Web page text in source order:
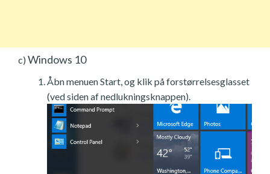
c) Windows 10
Åbn menuen Start, og klik på forstørrelsesglasset
(ved siden af nedlukningsknappen).